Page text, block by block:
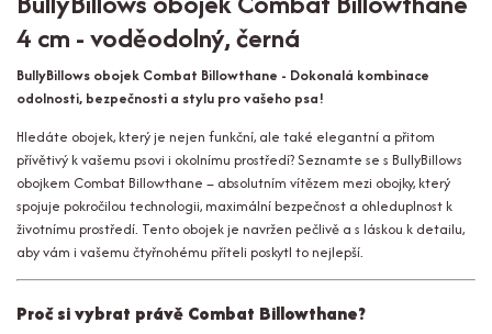
4 cm - voděodolný, černá
BullyBillows obojek Combat Billowthane - Dokonalá kombinace
odolnosti, bezpečnosti a stylu pro vašeho psa!
Hledáte obojek, který je nejen funkční, ale také elegantní a přitom
přívětivý k vašemu psovi i okolnímu prostředí? Seznamte se s BullyBillows
obojkem Combat Billowthane – absolutním vítězem mezi obojky, který
spojuje pokročilou technologii, maximální bezpečnost a ohleduplnost k
životnímu prostředí. Tento obojek je navržen pečlivě a s láskou k detailu,
aby vám i vašemu čtyřnohému příteli poskytl to nejlepší.
Proč si vybrat právě Combat Billowthane?